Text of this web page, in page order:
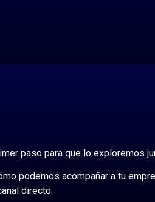
paso para que lo exploremos
podemos acompañar a tu
directo.